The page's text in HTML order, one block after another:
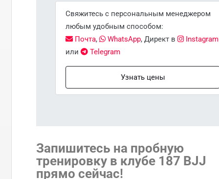
Свяжитесь с персональным менеджером
любым удобным способом:
Почта, WhatsApp, Директ в
Instagram
или
Telegram
Узнать цены
Запишитесь на пробную
тренировку в клубе 187 BJJ
прямо сейчас!